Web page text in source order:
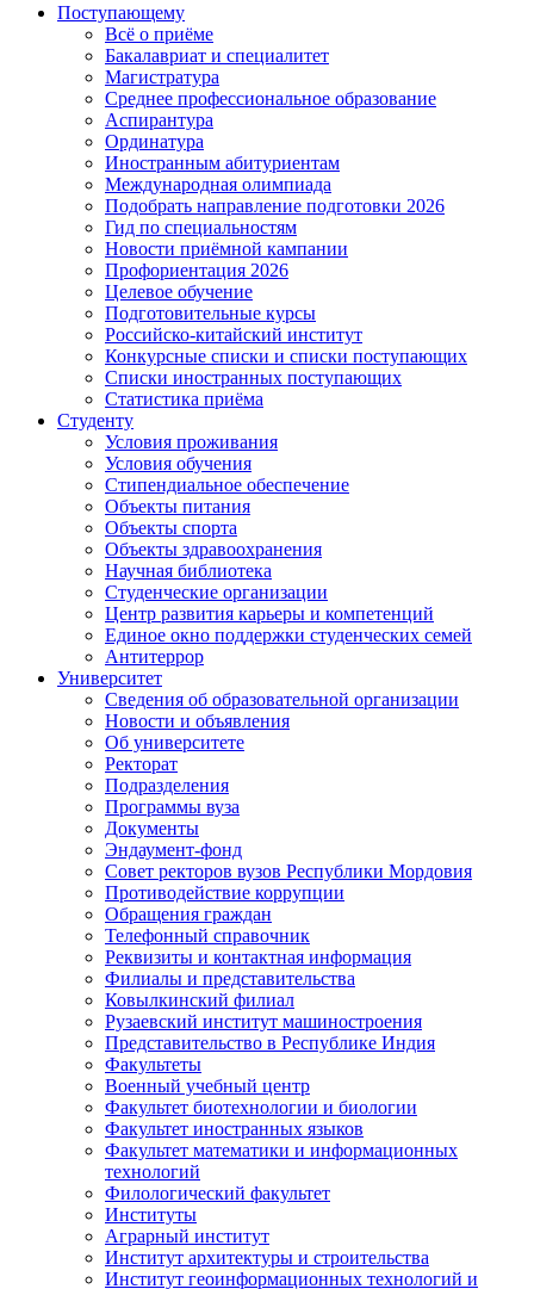
Поступающему
Всё о приёме
Бакалавриат и специалитет
Магистратура
Среднее профессиональное образование
Аспирантура
Ординатура
Иностранным абитуриентам
Международная олимпиада
Подобрать направление подготовки 2026
Гид по специальностям
Новости приёмной кампании
Профориентация 2026
Целевое обучение
Подготовительные курсы
Российско-китайский институт
Конкурсные списки и списки поступающих
Списки иностранных поступающих
Статистика приёма
Студенту
Условия проживания
Условия обучения
Стипендиальное обеспечение
Объекты питания
Объекты спорта
Объекты здравоохранения
Научная библиотека
Студенческие организации
Центр развития карьеры и компетенций
Единое окно поддержки студенческих семей
Антитеррор
Университет
Сведения об образовательной организации
Новости и объявления
Об университете
Ректорат
Подразделения
Программы вуза
Документы
Эндаумент-фонд
Совет ректоров вузов Республики Мордовия
Противодействие коррупции
Обращения граждан
Телефонный справочник
Реквизиты и контактная информация
Филиалы и представительства
Ковылкинский филиал
Рузаевский институт машиностроения
Представительство в Республике Индия
Факультеты
Военный учебный центр
Факультет биотехнологии и биологии
Факультет иностранных языков
Факультет математики и информационных
технологий
Филологический факультет
Институты
Аграрный институт
Институт архитектуры и строительства
Институт геоинформационных технологий и